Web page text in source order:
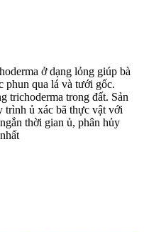
ở dạng lỏng giúp bà
phun qua lá và tưới gốc.
trichoderma trong đất. Sản
trình ủ xác bã thực vật với
thời gian ủ, phân hủy